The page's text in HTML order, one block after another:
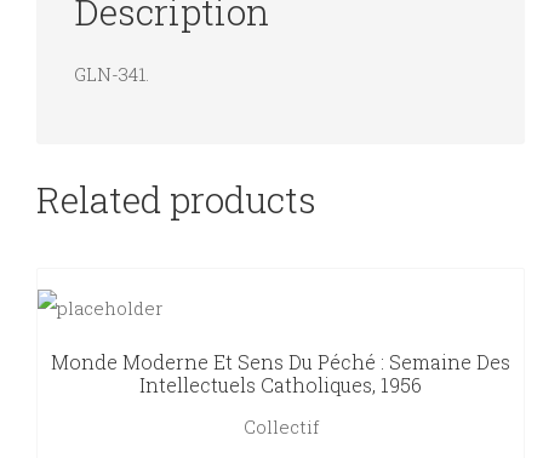
Description
GLN-341.
Related products
Monde Moderne Et Sens Du Péché : Semaine Des
Intellectuels Catholiques, 1956
Collectif